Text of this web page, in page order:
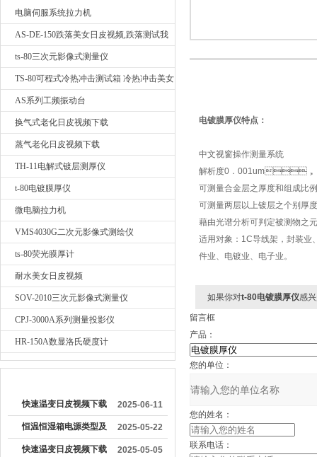
电脑伺服系统拉力机
AS-DE-150跌落美女日皮视频,跌落测试我
要询价
ts-80三次元影像式测量仪
TS-80可程式冷热冲击测试箱 冷热冲击美女
日皮视频
AS系列工频振动台
换气式老化日皮视频下载
蒸气老化日皮视频下载
TH-11电解式镀层测厚仪
t-80电镀膜厚仪
微电脑拉力机
VMS4030G二次元影像式测绘仪
ts-80荧光膜厚计
耐水美女日皮视频
SOV-2010三次元影像式测量仪
CPJ-3000A系列测量投影仪
HR-150A数显洛氏硬度计
快速温变日皮视频下载
的运行原理是什么
2025-06-11
恒温恒湿箱电源类型及
其对设备运行的影响分
2025-05-22
快速温变日皮视频下载 2025-05-05
电镀膜厚仪特点：
中文视窗操作测量系统
解析度0．001um，
可测量合金层之厚度和组成比例
可测量两层以上镀层之个别厚度
藉由光谱分析可判定被测物之
适用对象：1C导线架，封装业
件业、电镀业、电子业。
如果你对t-80电镀膜厚仪感兴
留言框
产品：
您的单位：
您的姓名：
联系电话：